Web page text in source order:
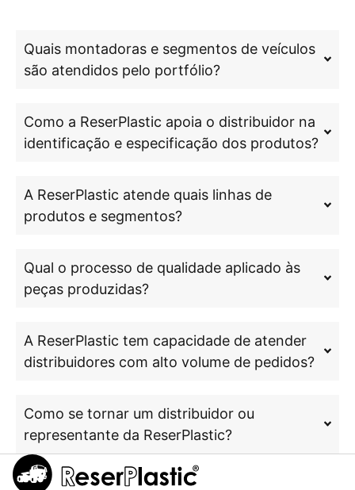
Quais montadoras e segmentos de veículos
são atendidos pelo portfólio?
Como a ReserPlastic apoia o distribuidor na
identificação e especificação dos produtos?
A ReserPlastic atende quais linhas de
produtos e segmentos?
Qual o processo de qualidade aplicado às
peças produzidas?
A ReserPlastic tem capacidade de atender
distribuidores com alto volume de pedidos?
Como se tornar um distribuidor ou
representante da ReserPlastic?